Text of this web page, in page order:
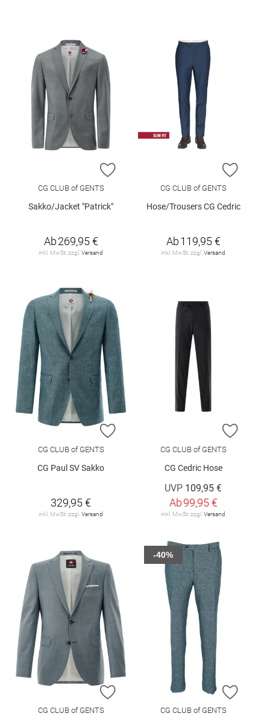
ZUR WUNSCHLISTE HINZUFÜGEN
CG CLUB of GENTS
Sakko/Jacket "Patrick"
Ab269,95 €
inkl. MwSt. zzgl. Versand
ZUR
CG CLUB of GENTS
Hose/Trousers CG Cedric
Ab119,95 €
inkl. MwSt. zzgl. Versand
ZUR WUNSCHLISTE HINZUFÜGEN
CG CLUB of GENTS
CG Paul SV Sakko
329,95 €
inkl. MwSt. zzgl. Versand
ZUR
CG CLUB of GENTS
CG Cedric Hose
UVP 109,95 €
Ab99,95 €
inkl. MwSt. zzgl. Versand
ZUR WUNSCHLISTE HINZUFÜGEN
CG CLUB of GENTS
ZUR
CG CLUB of GENTS
-40%